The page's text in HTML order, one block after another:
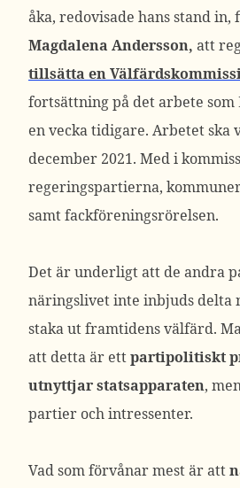
åka, redovisade hans stand
Magdalena Andersson, att
tillsätta en
fortsättning på det arbete som
en vecka tidigare. Arbetet ska
december 2021. Med i
regeringspartierna,
samt fackföreningsrörelsen.
Det är underligt att de andra
näringslivet inte inbjuds delta
staka ut framtidens välfärd.
att detta är ettpartipolitiskt
utnyttjar statsapparaten,
partier och intressenter.
Vad som förvånar mest är att